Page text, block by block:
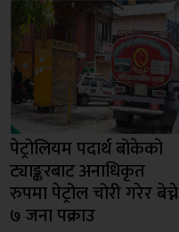
पेट्रोलियम पदार्थ बोकेको
ट्याङ्करबाट अनाधिकृत
रुपमा पेट्रोल चोरी गरेर बेच्ने
७ जना पक्राउ